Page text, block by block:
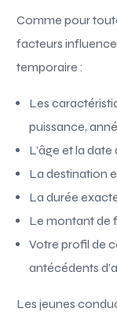
Comme pour
facteurs
temporaire :
Les
puissance,
L’âge et la
La destination
La durée
Le montant de
Votre profil de
antécédents
Les jeunes